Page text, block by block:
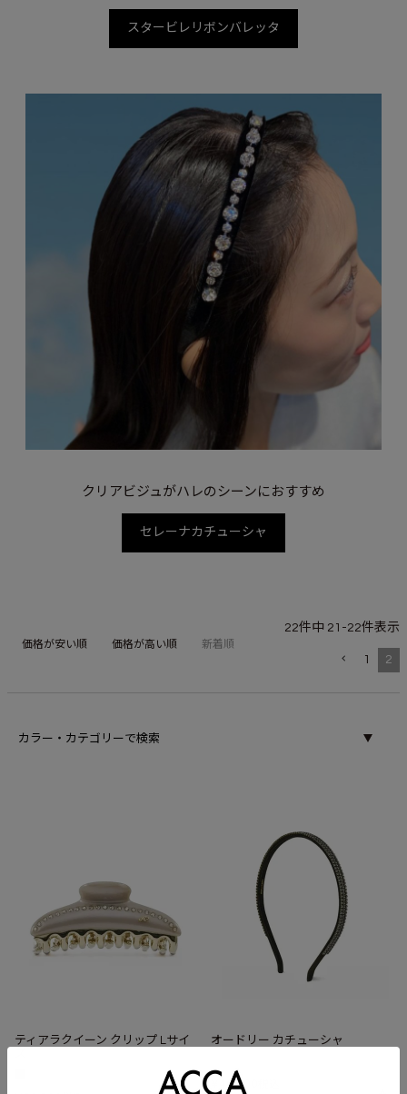
スタービレリボンバレッタ
クリアビジュがハレのシーンにおすすめ
セレーナカチューシャ
価格が安い順 価格が高い順 新着順
22件中 21 -22件表示
1 2
カラー・カテゴリーで検索
ティアラクイーン クリップ Lサイ
オードリー カチューシャ
40,700